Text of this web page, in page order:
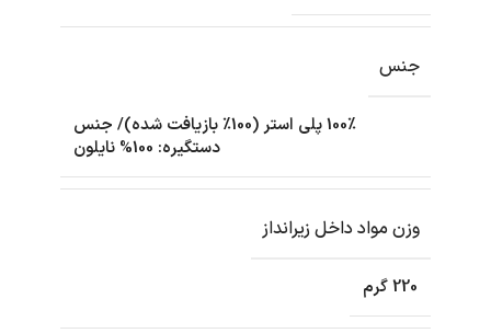
جنس
100٪ پلی استر (100٪ بازیافت شده)/ جنس
دستگیره: 100% نایلون
وزن مواد داخل زیرانداز
220 گرم